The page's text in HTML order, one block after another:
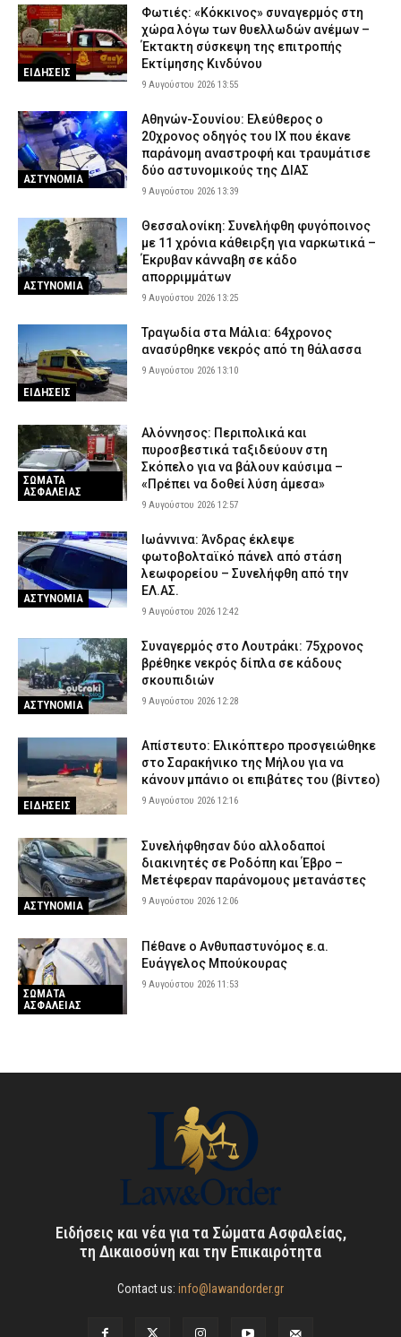
ΕΙΔΗΣΕΙΣ
Φωτιές: «Κόκκινος» συναγερμός στη
χώρα λόγω των θυελλωδών ανέμων –
Έκτακτη σύσκεψη της επιτροπής
Εκτίμησης Κινδύνου
9 Αυγούστου 2026 13:55
ΑΣΤΥΝΟΜΙΑ
Αθηνών-Σουνίου: Ελεύθερος ο
20χρονος οδηγός του ΙΧ που έκανε
παράνομη αναστροφή και τραυμάτισε
δύο αστυνομικούς της ΔΙΑΣ
9 Αυγούστου 2026 13:39
ΑΣΤΥΝΟΜΙΑ
Θεσσαλονίκη: Συνελήφθη φυγόποινος
με 11 χρόνια κάθειρξη για ναρκωτικά –
Έκρυβαν κάνναβη σε κάδο
απορριμμάτων
9 Αυγούστου 2026 13:25
ΕΙΔΗΣΕΙΣ
Τραγωδία στα Μάλια: 64χρονος
ανασύρθηκε νεκρός από τη θάλασσα
9 Αυγούστου 2026 13:10
ΣΩΜΑΤΑ
ΑΣΦΑΛΕΙΑΣ
Αλόννησος: Περιπολικά και
πυροσβεστικά ταξιδεύουν στη
Σκόπελο για να βάλουν καύσιμα –
«Πρέπει να δοθεί λύση άμεσα»
9 Αυγούστου 2026 12:57
ΑΣΤΥΝΟΜΙΑ
Ιωάννινα: Άνδρας έκλεψε
φωτοβολταϊκό πάνελ από στάση
λεωφορείου – Συνελήφθη από την
ΕΛ.ΑΣ.
9 Αυγούστου 2026 12:42
ΑΣΤΥΝΟΜΙΑ
Συναγερμός στο Λουτράκι: 75χρονος
βρέθηκε νεκρός δίπλα σε κάδους
σκουπιδιών
9 Αυγούστου 2026 12:28
ΕΙΔΗΣΕΙΣ
Απίστευτο: Ελικόπτερο προσγειώθηκε
στο Σαρακήνικο της Μήλου για να
κάνουν μπάνιο οι επιβάτες του (βίντεο)
9 Αυγούστου 2026 12:16
ΑΣΤΥΝΟΜΙΑ
Συνελήφθησαν δύο αλλοδαποί
διακινητές σε Ροδόπη και Έβρο –
Μετέφεραν παράνομους μετανάστες
9 Αυγούστου 2026 12:06
ΣΩΜΑΤΑ
ΑΣΦΑΛΕΙΑΣ
Πέθανε ο Ανθυπαστυνόμος ε.α.
Ευάγγελος Μπούκουρας
9 Αυγούστου 2026 11:53
Ειδήσεις και νέα για τα Σώματα Ασφαλείας,
τη Δικαιοσύνη και την Επικαιρότητα
Contact us: info@lawandorder.gr